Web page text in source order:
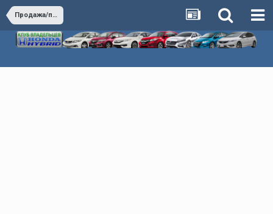
Продажа/покупка автомобилей Honda Hybrid